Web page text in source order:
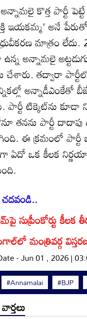
కొత్త పార్టీ
ఇయకమ్మ' అనే
మాత్రం
ఉన్న అన్నామలై
చేశారు. తద్వారా
అన్నాడీఎంకేతో
పార్టీ టిక్కెట్‌ను
తనను పార్టీ
ఈ క్రమంలో
ఏదో ఒక కీలక
సుప్రీంకోర్టు
మంత్రివర్గ
- Jun 01 , 2026 |
#Annamalai #BJP